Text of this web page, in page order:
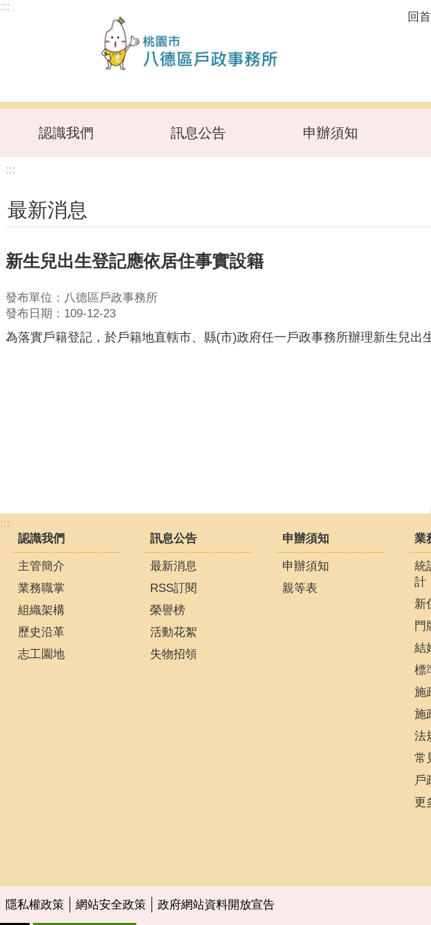
跳到主要內容區塊
:::
回
認識我們 訊息公告 申辦須知
:::
最新消息
新生兒出生登記應依居住事實設籍
發布單位：八德區戶政事務所
發布日期：109-12-23
為落實戶籍登記，於戶籍地直轄市、縣(市)政府任一戶政事務所辦理新生兒
:::
認識我們
主管簡介
業務職掌
組織架構
歷史沿革
志工園地
訊息公告
最新消息
RSS訂閱
榮譽榜
活動花絮
失物招領
申辦須知
申辦須知
親等表
業
統
計
新
門
結
標
施
施
法
常
戶
更
隱私權政策 網站安全政策 政府網站資料開放宣告